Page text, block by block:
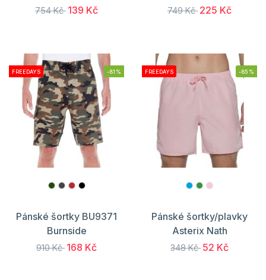
754 Kč 139 Kč 749 Kč 225 Kč
FREEDAYS -81%
Pánské šortky BU9371
Burnside
910 Kč 168 Kč
FREEDAYS -85%
Pánské šortky/plavky
Asterix Nath
348 Kč 52 Kč